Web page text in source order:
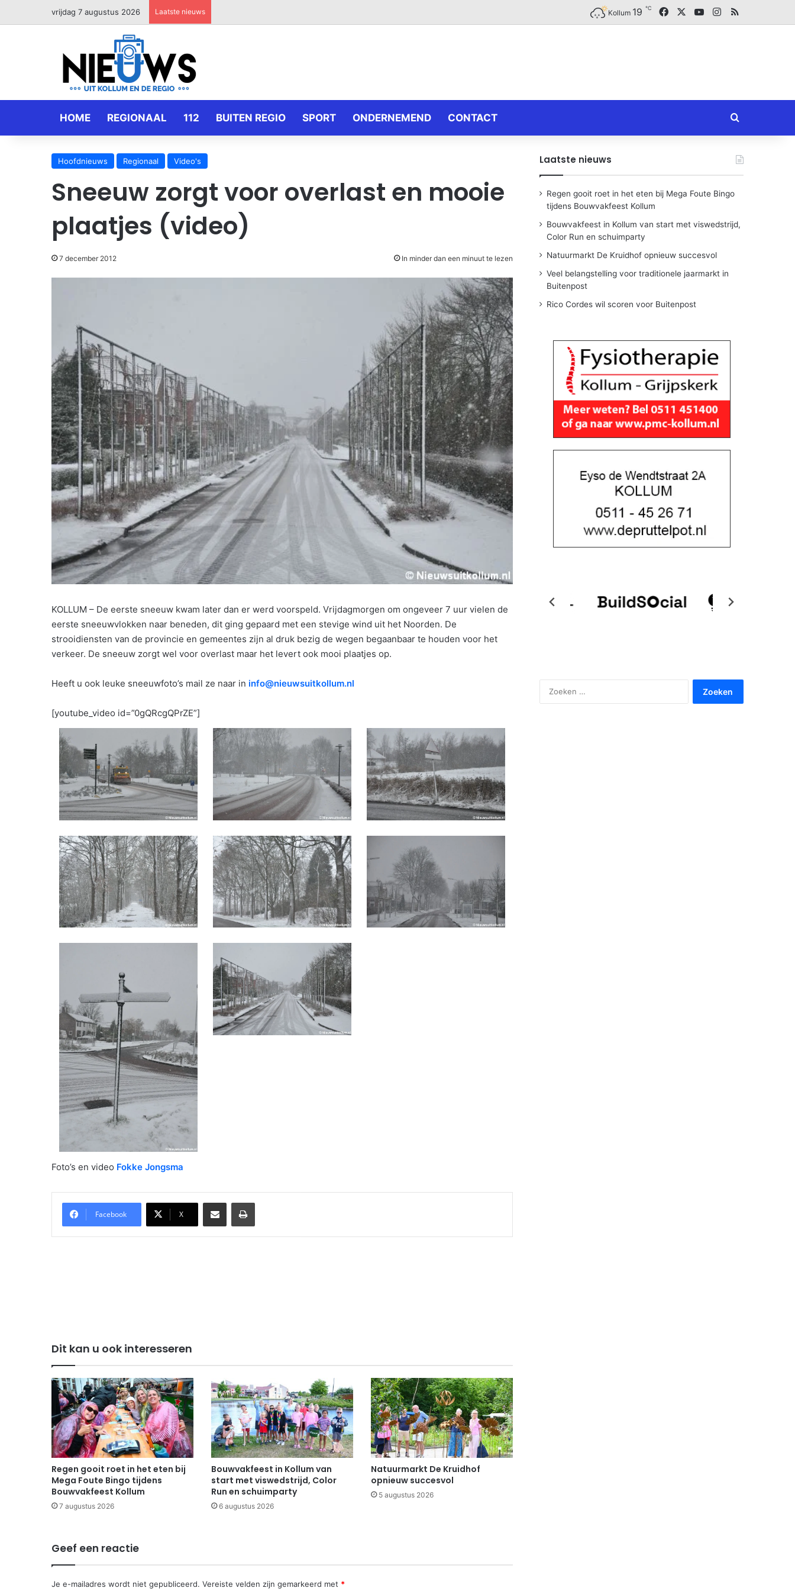
vrijdag 7 augustus 2026 Laatste nieuws Kollum 19 ℃ FacebookYouTubeInstagram
RSS
HOME REGIONAAL 112 BUITEN REGIO SPORT ONDERNEMEND CONTACT Zoeken naar
Hoofdnieuws Regionaal Video's
Sneeuw zorgt voor overlast en mooie
plaatjes (video)
7 december 2012 In minder dan een minuut te lezen
KOLLUM – De eerste sneeuw kwam later dan er werd voorspeld. Vrijdagmorgen om ongeveer 7 uur vielen de
eerste sneeuwvlokken naar beneden, dit ging gepaard met een stevige wind uit het Noorden. De
strooidiensten van de provincie en gemeentes zijn al druk bezig de wegen begaanbaar te houden voor het
verkeer. De sneeuw zorgt wel voor overlast maar het levert ook mooi plaatjes op.
Heeft u ook leuke sneeuwfoto’s mail ze naar in info@nieuwsuitkollum.nl
[youtube_video id=”0gQRcgQPrZE”]
Foto’s en video Fokke Jongsma
Facebook X
Delen via Email Print
Dit kan u ook interesseren
Regen gooit roet in het eten bij
Mega Foute Bingo tijdens
Bouwvakfeest Kollum
7 augustus 2026
Bouwvakfeest in Kollum van
start met viswedstrijd, Color
Run en schuimparty
6 augustus 2026
Natuurmarkt De Kruidhof
opnieuw succesvol
5 augustus 2026
Geef een reactie
Je e-mailadres wordt niet gepubliceerd. Vereiste velden zijn gemarkeerd met *
Laatste nieuws
Regen gooit roet in het eten bij Mega Foute Bingo
tijdens Bouwvakfeest Kollum
Bouwvakfeest in Kollum van start met viswedstrijd,
Color Run en schuimparty
Natuurmarkt De Kruidhof opnieuw succesvol
Veel belangstelling voor traditionele jaarmarkt in
Buitenpost
Rico Cordes wil scoren voor Buitenpost
naar: